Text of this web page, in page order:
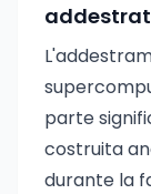
parte
costruita
durante la